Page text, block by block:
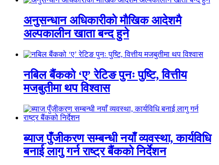
अनुसन्धान अधिकारीकाे माैखिक आदेशमै
अल्पकालीन खाता बन्द हुने
नबिल बैंकको ‘ए’ रेटिङ पुनः पुष्टि, वित्तीय
मजबुतीमा थप विश्वास
ब्याज पुँजीकरण सम्बन्धी नयाँ व्यवस्था, कार्यविधि
बनाई लागु गर्न राष्ट्र बैंकको निर्देशन